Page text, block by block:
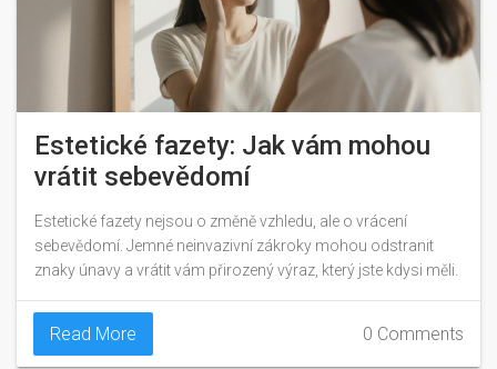
Estetické fazety: Jak vám mohou
vrátit sebevědomí
Estetické fazety nejsou o změně vzhledu, ale o vrácení
sebevědomí. Jemné neinvazivní zákroky mohou odstranit
znaky únavy a vrátit vám přirozený výraz, který jste kdysi měli.
Read More 0 Comments